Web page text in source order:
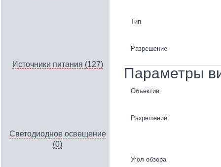
Источники питания (127)
Светодиодное освещение
(0)
Тип
Разрешение
Параметры
Объектив
Разрешение
Угол обзора